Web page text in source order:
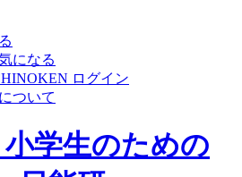
になる
ログイン
ついて